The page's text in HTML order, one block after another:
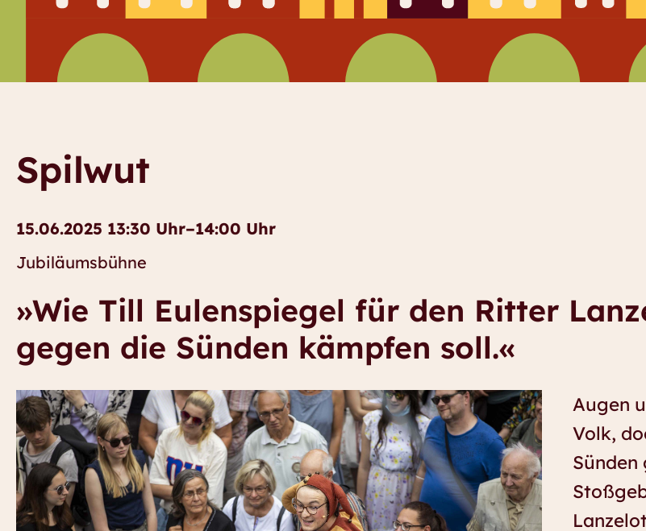
Spilwut
15.06.2025 13:30 Uhr–14:00 Uhr
Jubiläumsbühne
»Wie Till Eulenspiegel für den Ritter
gegen die Sünden kämpfen soll.«
Augen
Volk,
Sünden